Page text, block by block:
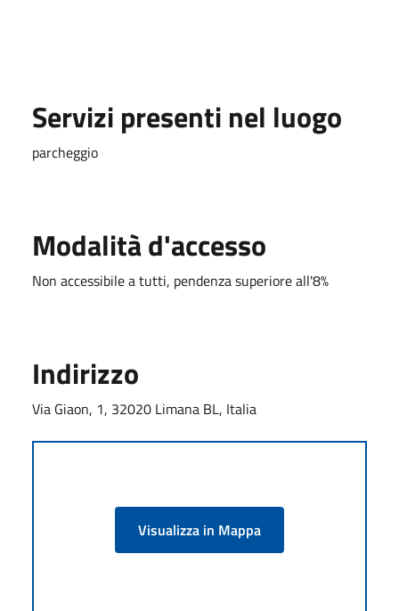
Servizi presenti nel luogo
parcheggio
Modalità d'accesso
Non accessibile a tutti, pendenza superiore all'8%
Indirizzo
Via Giaon, 1, 32020 Limana BL, Italia
Visualizza in Mappa